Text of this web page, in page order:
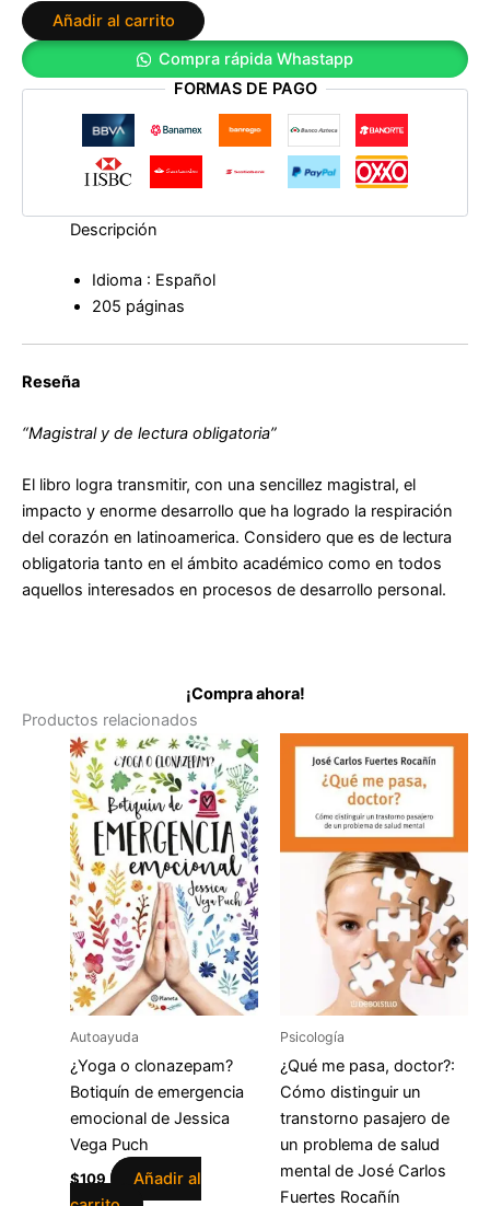
estados
de
conciencia
cantidad
Añadir al carrito
Compra rápida Whastapp
FORMAS DE PAGO
Descripción
Idioma : Español
205 páginas
Reseña
“Magistral y de lectura obligatoria”
El libro logra transmitir, con una sencillez magistral, el
impacto y enorme desarrollo que ha logrado la respiración
del corazón en latinoamerica. Considero que es de lectura
obligatoria tanto en el ámbito académico como en todos
aquellos interesados en procesos de desarrollo personal.
¡Compra ahora!
Productos relacionados
Autoayuda
¿Yoga o clonazepam?
Botiquín de emergencia
emocional de Jessica
Vega Puch
$109
Añadir al
Psicología
¿Qué me pasa, doctor?:
Cómo distinguir un
transtorno pasajero de
un problema de salud
mental de José Carlos
Fuertes Rocañín